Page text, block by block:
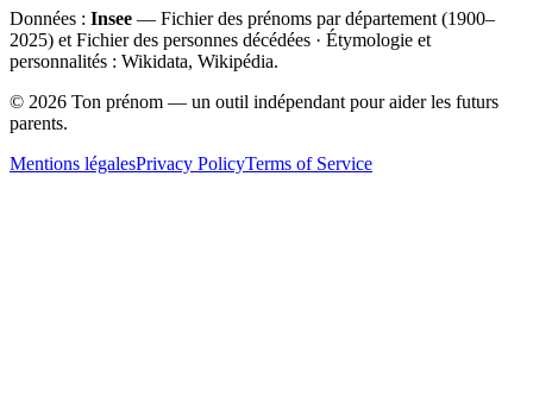
Données : Insee — Fichier des prénoms par département (1900–
2025) et Fichier des personnes décédées · Étymologie et
personnalités : Wikidata, Wikipédia.
© 2026 Ton prénom — un outil indépendant pour aider les futurs
parents.
Mentions légalesPrivacy PolicyTerms of Service